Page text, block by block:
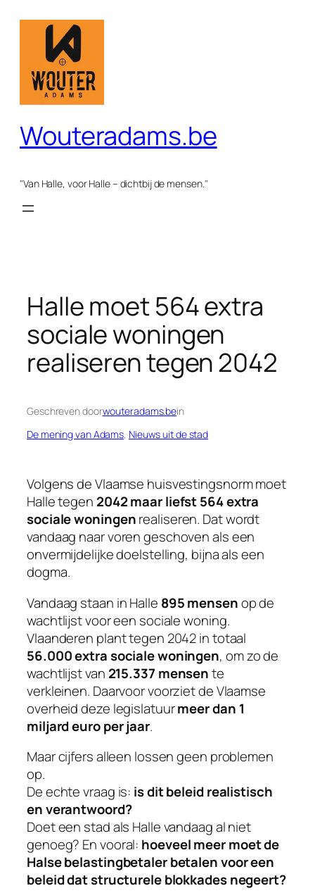
inhoud
Wouteradams.be
"Van Halle, voor Halle – dichtbij de mensen."
Halle moet 564 extra
sociale woningen
realiseren tegen 2042
Geschreven doorwouteradams.bein
De mening van Adams, Nieuws uit de stad
Volgens de Vlaamse huisvestingsnorm moet
Halle tegen 2042 maar liefst 564 extra
sociale woningenrealiseren. Dat wordt
vandaag naar voren geschoven als een
onvermijdelijke doelstelling, bijna als een
dogma.
Vandaag staan in Halle 895 mensenop de
wachtlijst voor een sociale woning.
Vlaanderen plant tegen 2042 in totaal
56.000 extra sociale woningen, om zo de
wachtlijst van 215.337 mensente
verkleinen. Daarvoor voorziet de Vlaamse
overheid deze legislatuurmeer dan 1
miljard euro per jaar.
Maar cijfers alleen lossen geen problemen
op.
De echte vraag is: is dit beleid realistisch
en verantwoord?
Doet een stad als Halle vandaag al niet
genoeg? En vooral: hoeveel meer moet de
Halse belastingbetaler betalen voor een
beleid dat structurele blokkades negeert?